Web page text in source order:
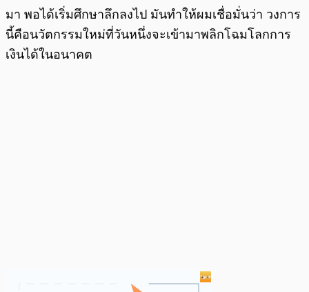
มา พอได้เริ่มศึกษาลึกลงไป มันทำให้ผมเชื่อมั่นว่า วงการ
นี้คือนวัตกรรมใหม่ที่วันหนึ่งจะเข้ามาพลิกโฉมโลกการ
เงินได้ในอนาคต